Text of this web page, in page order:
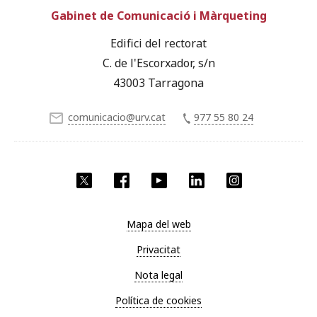
Facebook YouTube LinkedIn
Gabinet de Comunicació i Màrqueting
Edifici del rectorat
C. de l'Escorxador, s/n
43003 Tarragona
comunicacio@urv.cat 977 55 80 24
Mapa del web
Privacitat
Nota legal
Política de cookies